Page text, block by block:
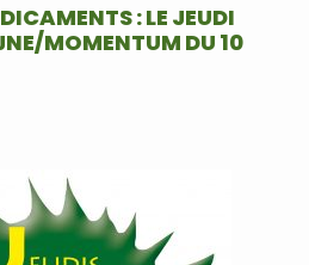
: LE JEUDI
MOMENTUM DU 10